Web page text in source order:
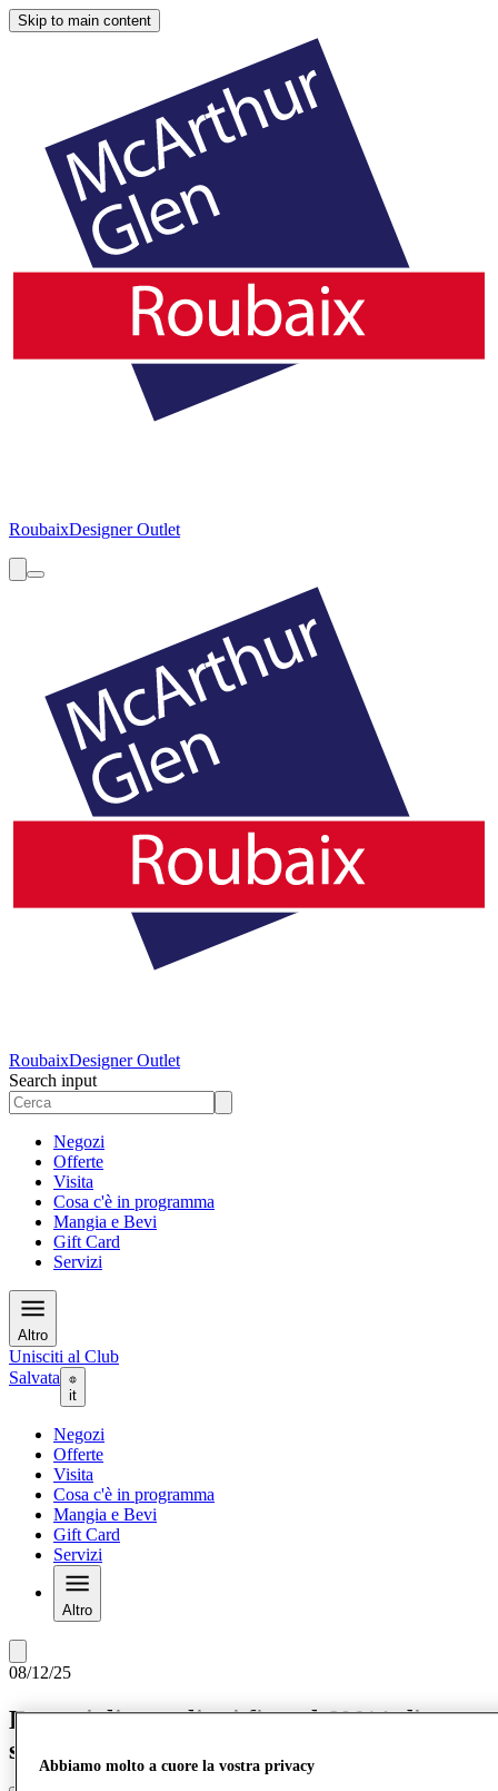
Skip to main content
RoubaixDesigner Outlet
RoubaixDesigner Outlet
Search input
Negozi
Offerte
Visita
Cosa c'è in programma
Mangia e Bevi
Gift Card
Servizi
Altro
Unisciti al Club
Salvata
it
Negozi
Offerte
Visita
Cosa c'è in programma
Mangia e Bevi
Gift Card
Servizi
Altro
08/12/25
Essenziali per gli sci fino al 60%* di
sconto
Abbiamo molto a cuore la vostra privacy